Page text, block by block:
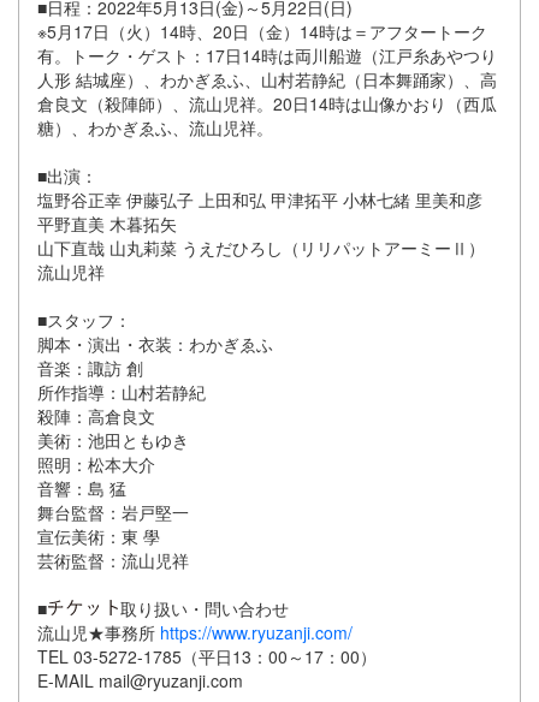
■日程：2022年5月13日(金)～5月22日(日)
※5月17日（火）14時、20日（金）14時は＝アフタートーク
有。トーク・ゲスト：17日14時は両川船遊（江戸糸あやつり
人形 結城座）、わかぎゑふ、山村若静紀（日本舞踊家）、高
倉良文（殺陣師）、流山児祥。20日14時は山像かおり（西瓜
糖）、わかぎゑふ、流山児祥。
■出演：
塩野谷正幸 伊藤弘子 上田和弘 甲津拓平 小林七緒 里美和彦
平野直美 木暮拓矢
山下直哉 山丸莉菜 うえだひろし（リリパットアーミーⅡ）
流山児祥
■スタッフ：
脚本・演出・衣装：わかぎゑふ
音楽：諏訪 創
所作指導：山村若静紀
殺陣：高倉良文
美術：池田ともゆき
照明：松本大介
音響：島 猛
舞台監督：岩戸堅一
宣伝美術：東 學
芸術監督：流山児祥
■
取り扱い・問い合わせ
流山児★事務所 https://www.ryuzanji.com/
TEL 03-5272-1785（平日13：00～17：00）
E-MAIL mail@ryuzanji.com